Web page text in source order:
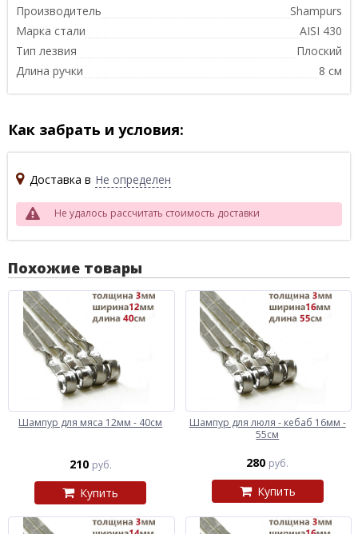
Производитель
Shampurs
Марка стали
AISI 430
Тип лезвия
Плоский
Длина ручки
8 см
Как забрать и условия:
Доставка в Не определен
Не удалось рассчитать стоимость доставки
Похожие товары
Шампур для мяса 12мм - 40см
210 руб.
Купить
Шампур для люля - кебаб 16мм -
55см
280 руб.
Купить